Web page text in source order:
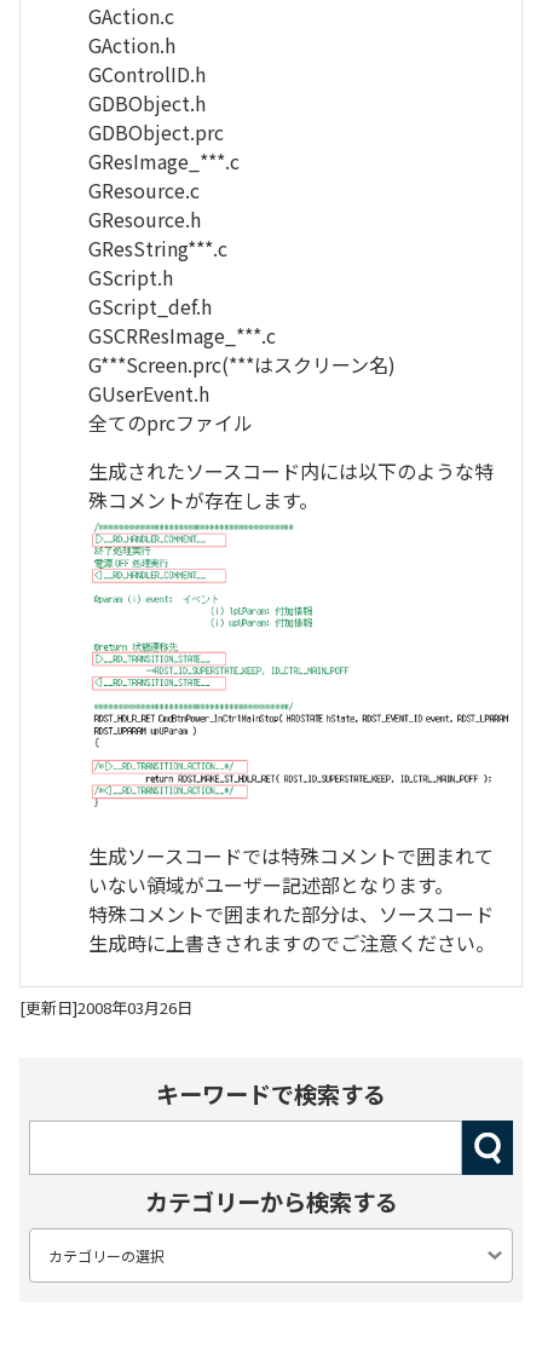
GAction.c
GAction.h
GControlID.h
GDBObject.h
GDBObject.prc
GResImage_***.c
GResource.c
GResource.h
GResString***.c
GScript.h
GScript_def.h
GSCRResImage_***.c
G***Screen.prc(***はスクリーン名)
GUserEvent.h
全てのprcファイル
生成されたソースコード内には以下のような特
殊コメントが存在します。
生成ソースコードでは特殊コメントで囲まれて
いない領域がユーザー記述部となります。
特殊コメントで囲まれた部分は、ソースコード
生成時に上書きされますのでご注意ください。
[更新日]2008年03月26日
キーワードで検索する
カテゴリーから検索する